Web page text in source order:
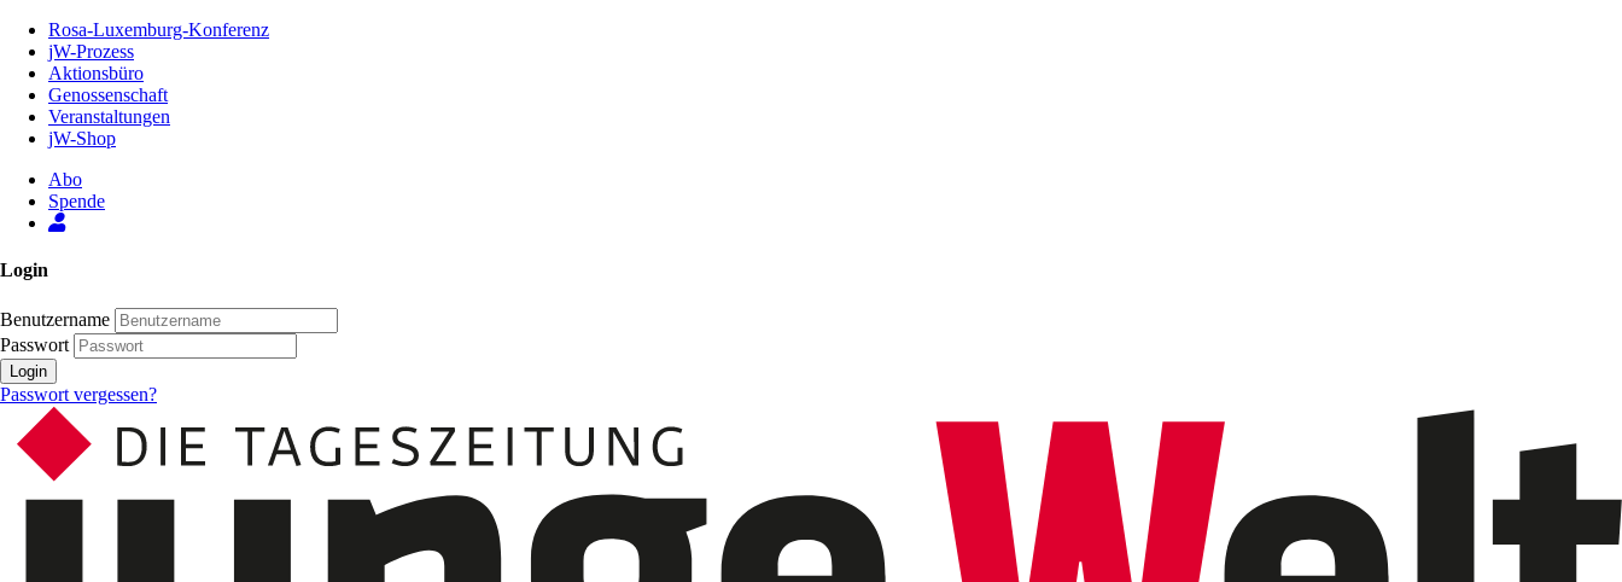
Inhalt
Seite
Rosa-Luxemburg-Konferenz
jW-Prozess
Aktionsbüro
Genossenschaft
Veranstaltungen
jW-Shop
Abo
Spende
Login
Benutzername
Passwort
Login
Passwort vergessen?